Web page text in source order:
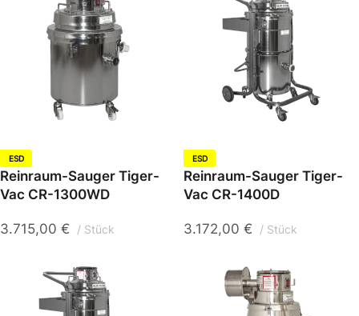
ESD
Reinraum-Sauger Tiger-
Vac CR-1300WD
3.715,00 € Stück
ESD
Reinraum-Sauger Tiger-
Vac CR-1400D
3.172,00 € Stück